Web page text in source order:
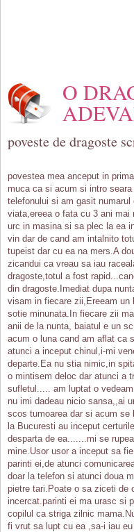
O
poveste de dragoste
povestea mea anceput in
muca ca si acum si intro
telefonului si am gasit
viata,ereea o fata cu 3 ani
urc in masina si sa plec la ea
vin dar de cand am intalnito
tupeist dar cu ea na mers.A
zicandui ca vreau sa iau
dragoste,totul a fost
din dragoste.Imediat dupa
visam in fiecare zii,Ereeam un
sotie minunata.In fiecare zii
anii de la nunta, baiatul e un
acum o luna cand am aflat ca
atunci a inceput chinul,i-mi
departe.Ea nu stia nimic,in
o mintisem deloc dar atunci a
sufletul..... am luptat o
nu imi dadeau nicio sansa,,ai
scos tumoarea dar si acum
la Bucuresti au inceput
desparta de ea.......mi se
mine.Usor usor a inceput sa
parinti ei,de atunci
doar la telefon si atunci doua
pietre tari.Poate o sa ziceti de
incercat.parinti ei ma urasc si
copilul ca striga zilnic
fi vrut sa lupt cu ea ,sa-i iau